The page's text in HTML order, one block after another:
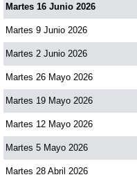
Martes 16 Junio 2026
Martes 9 Junio 2026
Martes 2 Junio 2026
Martes 26 Mayo 2026
Martes 19 Mayo 2026
Martes 12 Mayo 2026
Martes 5 Mayo 2026
Martes 28 Abril 2026